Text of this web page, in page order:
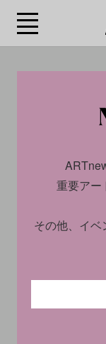
#グラ
重要アー
その他、イ